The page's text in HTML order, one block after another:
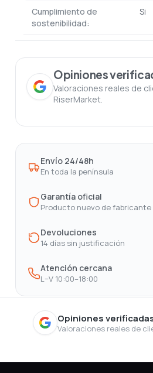
Cumplimiento de
sostenibilidad:
Si
Opiniones
Valoraciones reales de
RiserMarket.
Envío 24/48h
En toda la península
Garantía oficial
Producto nuevo de fabricante
Devoluciones
14 días sin justificación
Atención cercana
L–V 10:00–18:00
Opiniones
Valoraciones reales de